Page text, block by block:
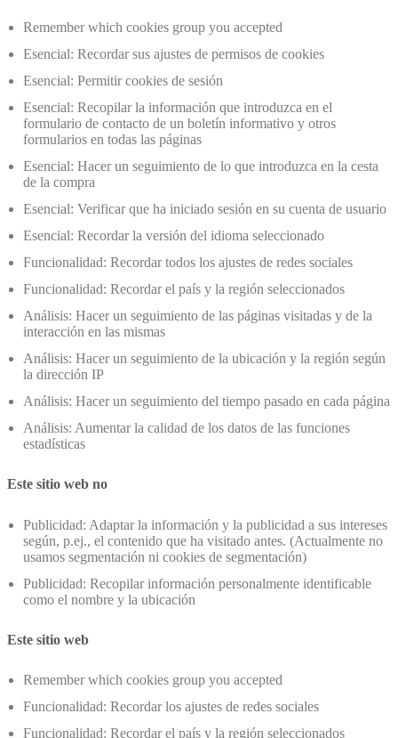
Remember which cookies group you accepted
Esencial: Recordar sus ajustes de permisos de cookies
Esencial: Permitir cookies de sesión
Esencial: Recopilar la información que introduzca en el
formulario de contacto de un boletín informativo y otros
formularios en todas las páginas
Esencial: Hacer un seguimiento de lo que introduzca en la cesta
de la compra
Esencial: Verificar que ha iniciado sesión en su cuenta de usuario
Esencial: Recordar la versión del idioma seleccionado
Funcionalidad: Recordar todos los ajustes de redes sociales
Funcionalidad: Recordar el país y la región seleccionados
Análisis: Hacer un seguimiento de las páginas visitadas y de la
interacción en las mismas
Análisis: Hacer un seguimiento de la ubicación y la región según
la dirección IP
Análisis: Hacer un seguimiento del tiempo pasado en cada página
Análisis: Aumentar la calidad de los datos de las funciones
estadísticas
Este sitio web no
Publicidad: Adaptar la información y la publicidad a sus intereses
según, p.ej., el contenido que ha visitado antes. (Actualmente no
usamos segmentación ni cookies de segmentación)
Publicidad: Recopilar información personalmente identificable
como el nombre y la ubicación
Este sitio web
Remember which cookies group you accepted
Funcionalidad: Recordar los ajustes de redes sociales
Funcionalidad: Recordar el país y la región seleccionados